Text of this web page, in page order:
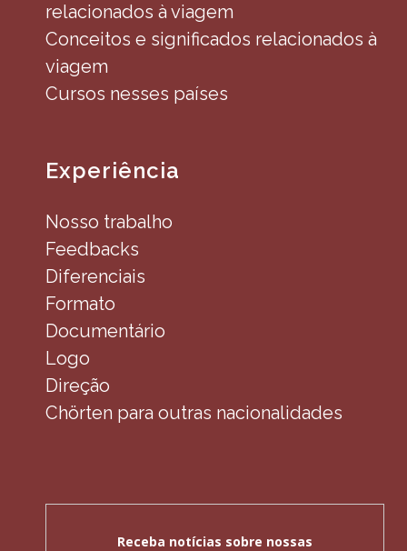
relacionados à viagem
Conceitos e significados relacionados à
viagem
Cursos nesses países
Experiência
Nosso trabalho
Feedbacks
Diferenciais
Formato
Documentário
Logo
Direção
Chörten para outras nacionalidades